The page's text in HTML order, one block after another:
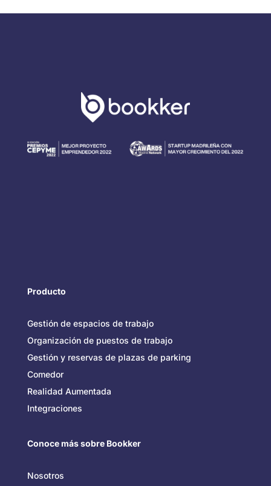
Producto
Gestión de espacios de trabajo
Organización de puestos de trabajo
Gestión y reservas de plazas de parking
Comedor
Realidad Aumentada
Integraciones
Conoce más sobre Bookker
Nosotros